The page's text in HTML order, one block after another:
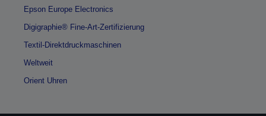
Epson Europe Electronics
Digigraphie® Fine-Art-Zertifizierung
Textil-Direktdruckmaschinen
Weltweit
Orient Uhren